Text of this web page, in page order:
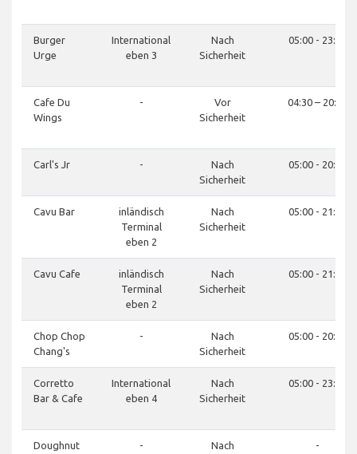
Burger
Urge
International
eben 3
Nach
Sicherheit
05:00 - 23:00
Cafe Du
Wings
-
Vor
Sicherheit
04:30 – 20:00
Carl's Jr -
Nach
Sicherheit
05:00 - 20:00
Cavu Bar
inländisch
Terminal
eben 2
Nach
Sicherheit
05:00 - 21:00
Cavu Cafe
inländisch
Terminal
eben 2
Nach
Sicherheit
05:00 - 21:00
Chop Chop
Chang's
-
Nach
Sicherheit
05:00 - 20:00
Corretto
Bar & Cafe
International
eben 4
Nach
Sicherheit
05:00 - 23:00
Doughnut
-
Nach
-